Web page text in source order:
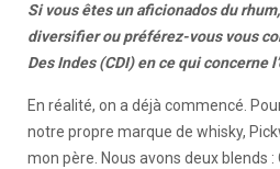
Si vous êtes un aficionados du
diversifier ou préférez-vous vous
Des Indes (CDI) en ce qui concerne
En réalité, on a déjà commencé.
notre propre marque de whisky,
mon père. Nous avons deux blends :